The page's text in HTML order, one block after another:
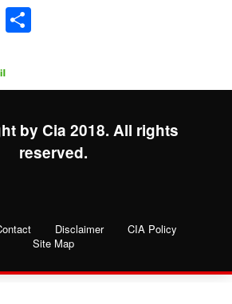
Email
by Cia 2018. All rights
reserved.
Disclaimer
CIA Policy
Site Map